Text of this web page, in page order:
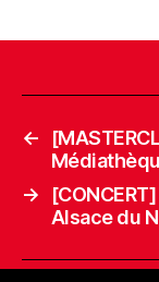
←
→
Alsace du